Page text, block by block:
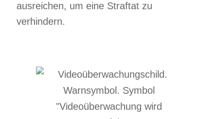
ausreichen, um eine Straftat zu
verhindern.